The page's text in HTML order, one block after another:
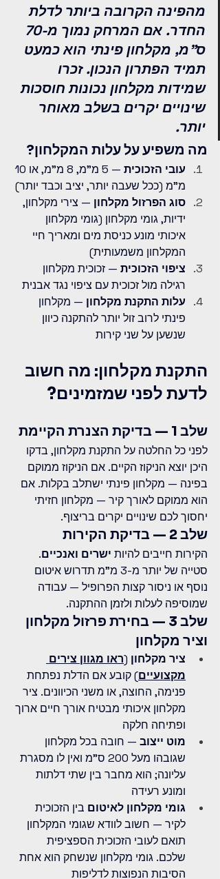
מהפינה הקרובה ביותר לדלת
ס"מ, מקלחון פינתי הוא כמעט
תמיד הפתרון הנכון. זכרו
שמידות מקלחון נכונות חוסכות
שינויים יקרים בשלב מאוחר
יותר.
מה משפיע על עלות המקלחון?
עובי הזכוכית
מ"מ (ככל שעבה יותר, יציב וכבד יותר)
סוג הפרזול מקלחון — צירי מקלחון,
ידיות, גומי מקלחון (גומי מקלחון
איכותי מונע כניסת מים ומאריך חיי
המקלחון משמעותית)
ציפוי הזכוכית — זכוכית מקלחון
רגילה מול זכוכית עם ציפוי נגד אבנית
עלות התקנת מקלחון — מקלחון
פינתי לרוב זול יותר להתקנה כיוון
שנשען על שני קירות
התקנת מקלחון: מה חשוב
לדעת לפני שמזמינים?
שלב 1 — בדיקת הצנרת הקיימת
לפני כל החלטה על התקנת מקלחון, בדקו
היכן יוצא הניקוז הקיים. אם הניקוז ממוקם
בפינה — מקלחון פינתי ישתלב בקלות. אם
הוא ממוקם לאורך קיר — מקלחון חזיתי
יחסוך לכם שינויים יקרים בריצוף.
שלב 2 — בדיקת הקירות
הקירות חייבים להיות ישרים ואנכיים.
סטייה של יותר מ-3 מ"מ תדרוש איטום
נוסף או ניסור קצות הפרופיל — עבודה
שמוסיפה לעלות ולזמן ההתקנה.
שלב 3 — בחירת פרזול מקלחון
וציר מקלחון
ציר מקלחון (ראו מגוון צירים
מקצועיים) קובע אם הדלת נפתחת
פנימה, החוצה, או משני הכיוונים. ציר
מקלחון איכותי מבטיח אורך חיים ארוך
ופתיחה חלקה
מוט ייצוב — חובה בכל מקלחון
שגובהו מעל 200 ס"מ ואין לו מסגרת
עליונה; הוא מחבר בין שתי דלתות
ומונע רעידה
גומי מקלחון לאיטום בין הזכוכית
לקיר — חשוב לוודא שגומי המקלחון
תואם לעובי הזכוכית הספציפית
שלכם. גומי מקלחון שנשחק הוא אחת
הסיבות הנפוצות לדליפות